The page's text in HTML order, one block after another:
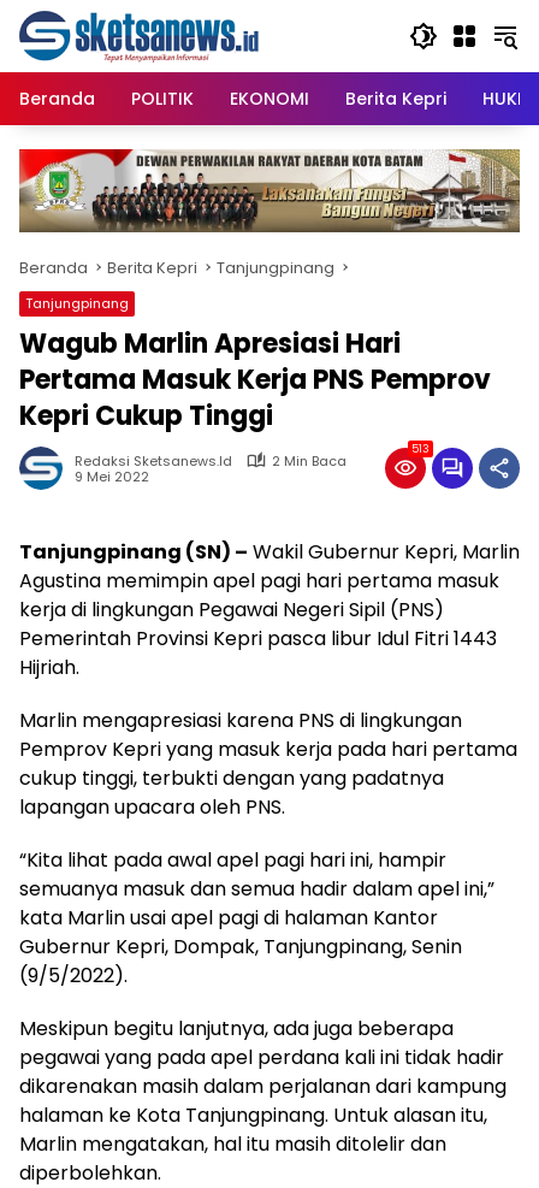
content
Langsung
konten
Beranda
POLITIK EKONOMI Berita Kepri
Beranda Berita Kepri Tanjungpinang
Tanjungpinang
Wagub Marlin Apresiasi Hari
Pertama Masuk Kerja PNS Pemprov
Kepri Cukup Tinggi
Redaksi Sketsanews.id
2 Min Baca
9 Mei 2022
513
Tanjungpinang (SN) – Wakil Gubernur Kepri, Marlin
Agustina memimpin apel pagi hari pertama masuk
kerja di lingkungan Pegawai Negeri Sipil (PNS)
Pemerintah Provinsi Kepri pasca libur Idul Fitri 1443
Hijriah.
Marlin mengapresiasi karena PNS di lingkungan
Pemprov Kepri yang masuk kerja pada hari pertama
cukup tinggi, terbukti dengan yang padatnya
lapangan upacara oleh PNS.
“Kita lihat pada awal apel pagi hari ini, hampir
semuanya masuk dan semua hadir dalam apel ini,”
kata Marlin usai apel pagi di halaman Kantor
Gubernur Kepri, Dompak, Tanjungpinang, Senin
(9/5/2022).
Meskipun begitu lanjutnya, ada juga beberapa
pegawai yang pada apel perdana kali ini tidak hadir
dikarenakan masih dalam perjalanan dari kampung
halaman ke Kota Tanjungpinang. Untuk alasan itu,
Marlin mengatakan, hal itu masih ditolelir dan
diperbolehkan.